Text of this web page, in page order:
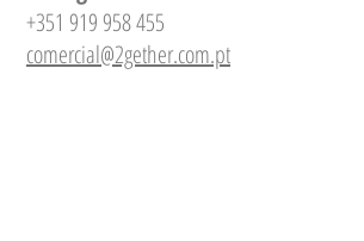
+351 919 958 455
comercial@2gether.com.pt